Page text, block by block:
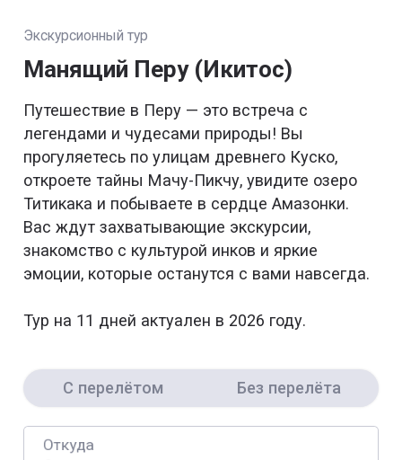
Экскурсионный тур
Манящий Перу (Икитос)
Путешествие в Перу — это встреча с
легендами и чудесами природы! Вы
прогуляетесь по улицам древнего Куско,
откроете тайны Мачу-Пикчу, увидите озеро
Титикака и побываете в сердце Амазонки.
Вас ждут захватывающие экскурсии,
знакомство с культурой инков и яркие
эмоции, которые останутся с вами навсегда.
Тур на 11 дней актуален в 2026 году.
С перелётом Без перелёта
Откуда